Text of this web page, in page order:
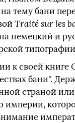
тему бани
Traité sur les
немецкий и
типографии
к своей книге
бани".
страной
империи,